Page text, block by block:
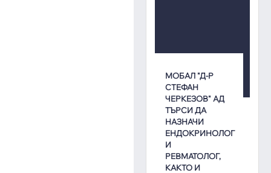
МОБАЛ "Д-Р
СТЕФАН
ЧЕРКЕЗОВ" АД
ТЪРСИ ДА
НАЗНАЧИ
ЕНДОКРИНОЛОГ
И
РЕВМАТОЛОГ,
КАКТО И